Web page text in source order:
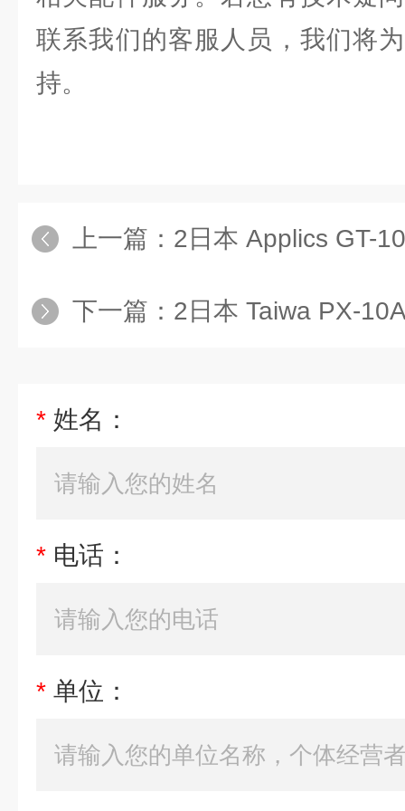
联系我们的客服人员，我们将
持。
上一篇： 2日本 Applics GT-
下一篇： 2日本 Taiwa PX-
* 姓名：
* 电话：
* 单位：